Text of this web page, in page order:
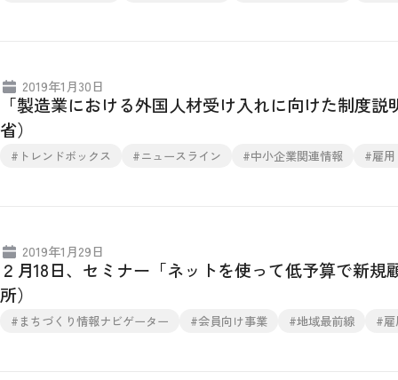
2019年1月30日
「製造業における外国人材受け入れに向けた制度
省）
#トレンドボックス #ニュースライン #中小企業関連情報 #雇
2019年1月29日
２月18日、セミナー「ネットを使って低予算で新
所）
#まちづくり情報ナビゲーター #会員向け事業 #地域最前線 #雇